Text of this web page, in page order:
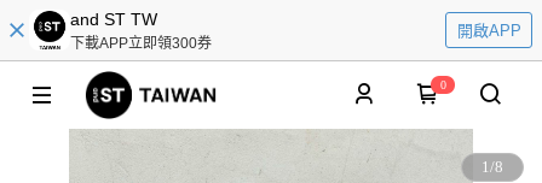
and ST TW
下載APP立即領300券
開啟APP
0
1/8